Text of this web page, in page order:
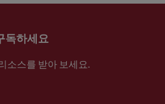
독하세요
소스를 받아 보세요.